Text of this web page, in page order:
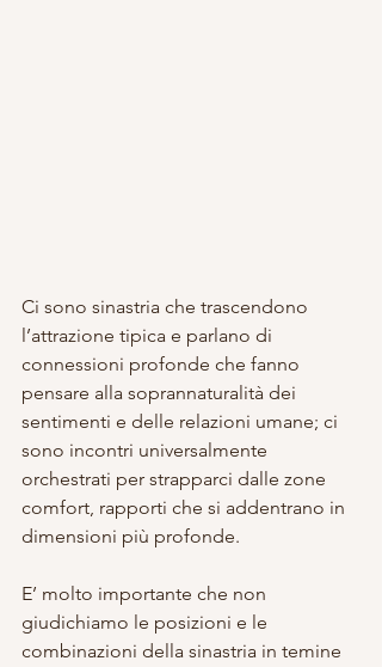
Ci sono sinastria che trascendono
l’attrazione tipica e parlano di
connessioni profonde che fanno
pensare alla soprannaturalità dei
sentimenti e delle relazioni umane; ci
sono incontri universalmente
orchestrati per strapparci dalle zone
comfort, rapporti che si addentrano in
dimensioni più profonde.
E’ molto importante che non
giudichiamo le posizioni e le
combinazioni della sinastria in temine